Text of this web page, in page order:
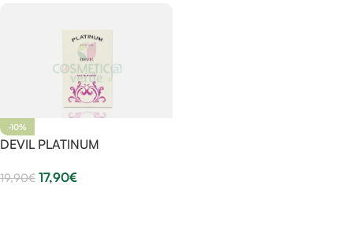
-10%
DEVIL PLATINUM
19,90€ 17,90€